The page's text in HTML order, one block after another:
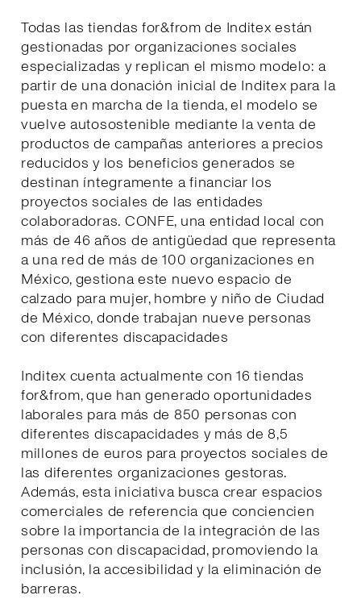
Todas las tiendas for&from de Inditex están
gestionadas por organizaciones sociales
especializadas y replican el mismo modelo: a
partir de una donación inicial de Inditex para la
puesta en marcha de la tienda, el modelo se
vuelve autosostenible mediante la venta de
productos de campañas anteriores a precios
reducidos y los beneficios generados se
destinan íntegramente a financiar los
proyectos sociales de las entidades
colaboradoras. CONFE, una entidad local con
más de 46 años de antigüedad que representa
a una red de más de 100 organizaciones en
México, gestiona este nuevo espacio de
calzado para mujer, hombre y niño de Ciudad
de México, donde trabajan nueve personas
con diferentes discapacidades
Inditex cuenta actualmente con 16 tiendas
for&from, que han generado oportunidades
laborales para más de 850 personas con
diferentes discapacidades y más de 8,5
millones de euros para proyectos sociales de
las diferentes organizaciones gestoras.
Además, esta iniciativa busca crear espacios
comerciales de referencia que conciencien
sobre la importancia de la integración de las
personas con discapacidad, promoviendo la
inclusión, la accesibilidad y la eliminación de
barreras.